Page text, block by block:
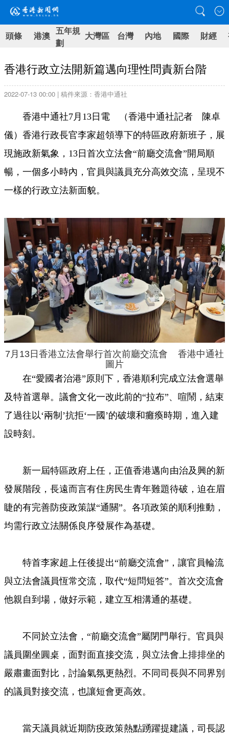
頭條 港澳 五年規
劃
大灣區 台灣 內地 國際 財經
香港行政立法開新篇邁向理性問責新台階
2022-07-13 00:00 | 稿件來源：香港中通社
香港中通社7月13日電 （香港中通社記者 陳卓
儀）香港行政長官李家超領導下的特區政府新班子，展
現施政新氣象，13日首次立法會“前廳交流會”開局順
暢，一個多小時內，官員與議員充分高效交流，呈現不
一樣的行政立法新面貌。
7月13日香港立法會舉行首次前廳交流會 香港中通社
圖片
在“愛國者治港”原則下，香港順利完成立法會選舉
及特首選舉。議會文化一改此前的“拉布”、喧鬧，結束
了過往以‘兩制’抗拒‘一國’的破壞和癱瘓時期，進入建
設時刻。
新一屆特區政府上任，正值香港邁向由治及興的新
發展階段，長遠而言有住房民生青年難題待破，迫在眉
睫的有完善防疫政策謀“通關”。各項政策的順利推動，
均需行政立法關係良序發展作為基礎。
特首李家超上任後提出“前廳交流會”，讓官員輪流
與立法會議員恆常交流，取代“短問短答”。首次交流會
他親自到場，做好示範，建立互相溝通的基礎。
不同於立法會，“前廳交流會”屬閉門舉行。官員與
議員圍坐圓桌，面對面直接交流，與立法會上排排坐的
嚴肅畫面對比，討論氣氛更熱烈。不同司長與不同界別
的議員對接交流，也讓短會更高效。
當天議員就近期防疫政策熱點踴躍提建議，司長認